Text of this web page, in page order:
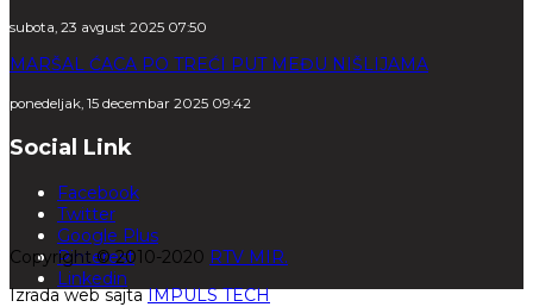
subota, 23 avgust 2025 07:50
MARŠAL ĆACA PO TREĆI PUT MEĐU NIŠLIJAMA
ponedeljak, 15 decembar 2025 09:42
Social Link
Facebook
Twitter
Google Plus
Pinterest
Linkedin
Copyright © 2010-2020 RTV MIR.
Izrada web sajtaIMPULS TECH